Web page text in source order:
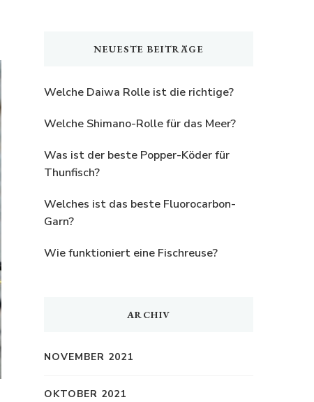
NEUESTE BEITRÄGE
Welche Daiwa Rolle ist die richtige?
Welche Shimano-Rolle für das Meer?
Was ist der beste Popper-Köder für
Thunfisch?
Welches ist das beste Fluorocarbon-
Garn?
Wie funktioniert eine Fischreuse?
ARCHIV
NOVEMBER 2021
OKTOBER 2021